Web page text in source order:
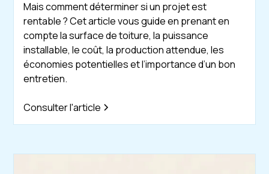
Mais comment déterminer si un projet est
rentable ? Cet article vous guide en prenant en
compte la surface de toiture, la puissance
installable, le coût, la production attendue, les
économies potentielles et l’importance d’un bon
entretien.
Consulter l'article